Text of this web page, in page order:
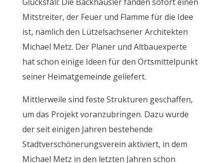
Mitstreiter, der Feuer und Flamme für die Idee
ist, nämlich den Lützelsachsener Architekten
Michael Metz. Der Planer und Altbauexperte
hat schon einige Ideen für den Ortsmittelpunkt
seiner Heimatgemeinde geliefert.
Mittlerweile sind feste Strukturen geschaffen,
um das Projekt voranzubringen. Dazu wurde
der seit einigen Jahren bestehende
Stadtverschönerungsverein aktiviert, in dem
Michael Metz in den letzten Jahren schon